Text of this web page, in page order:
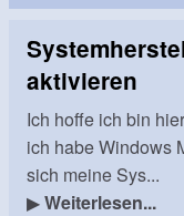
aktivieren
Ich hoffe ich bin
ich habe Windows
sich meine Sys...
▶Weiterlesen...